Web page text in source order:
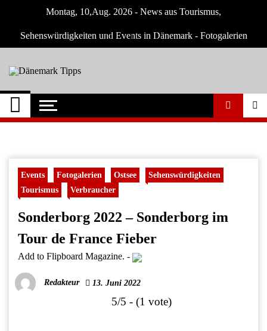
content
Montag, 10,Aug. 2026 - News aus Tourismus,
Sehenswürdigkeiten und Events in Dänemark - Fotogalerien
Dänemark Tipps
Neuigkeiten und Nachrichten in Dänemark
Events Fotogalerien Ostsee
Sehenswürdigkeiten
Tourismus
Verbraucher
Sonderborg 2022 – Sonderborg im
Tour de France Fieber
Add to Flipboard Magazine. -
Redakteur 13. Juni 2022
5/5 - (1 vote)